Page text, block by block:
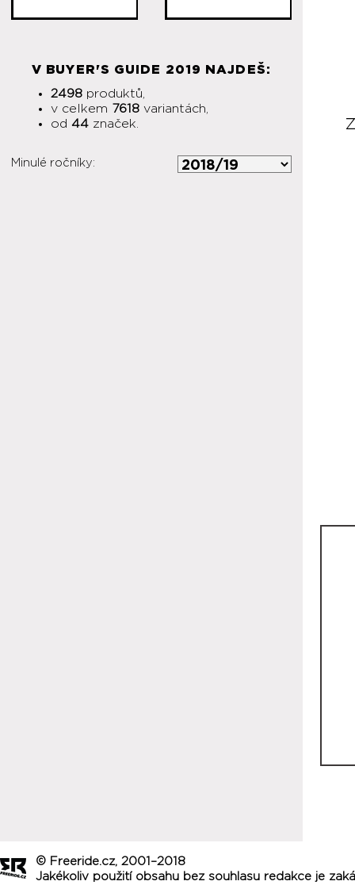
V BUYER'S GUIDE 2019 NAJDEŠ:
2498 produktů,
v celkem 7618 variantách,
od 44 značek.
Minulé ročníky:
© Freeride.cz, 2001–2018
Jakékoliv použití obsahu bez souhlasu redakce je